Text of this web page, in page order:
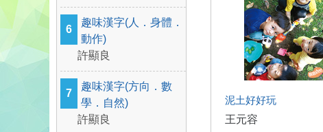
6
趣味漢字(人．身體．
動作)
許顯良
7
趣味漢字(方向．數
學．自然)
許顯良
泥土好好玩
王元容